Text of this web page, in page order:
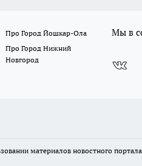
Про Город Йошкар-Ола
Про Город Нижний
Новгород
Мы в
материалов новостного